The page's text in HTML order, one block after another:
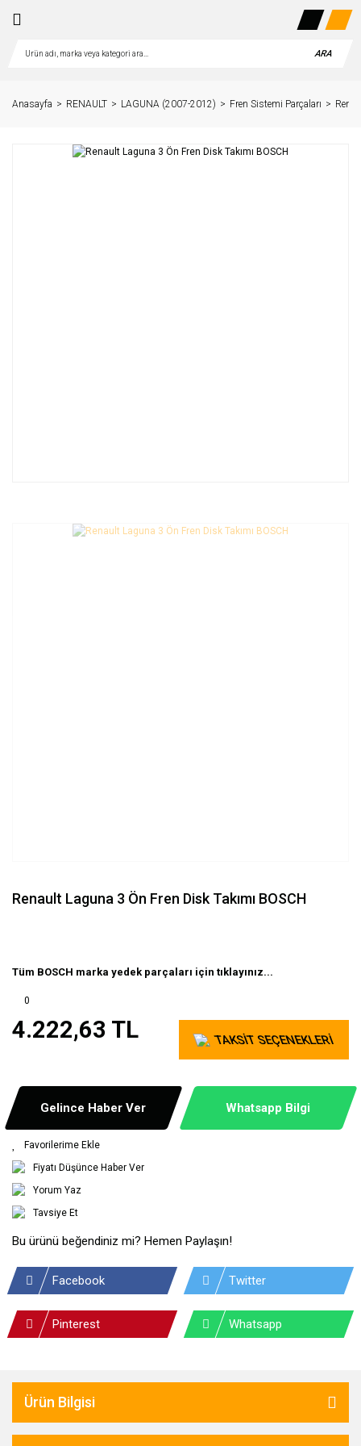
ARA
Anasayfa RENAULT LAGUNA (2007-2012) Fren Sistemi Parçaları
Renault Laguna 3 Ön Fren Disk Takımı BOSCH
Tüm BOSCH marka yedek parçaları için tıklayınız...
0
4.222,63 TL TAKSİT SEÇENEKLERİ
Gelince Haber Ver Whatsapp Bilgi
Fiyatı Düşünce Haber Ver
Yorum Yaz
Tavsiye Et
Bu ürünü beğendiniz mi? Hemen Paylaşın!
Facebook Twitter
Pinterest Whatsapp
Ürün Bilgisi